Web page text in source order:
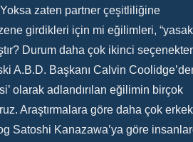
zaten partner çeşitliliğine
girdikleri için mi eğilimleri,
Durum daha çok ikinci
A.B.D. Başkanı Calvin
olarak adlandırılan eğilimin birçok
Araştırmalara göre daha çok erkek
Satoshi Kanazawa’ya göre